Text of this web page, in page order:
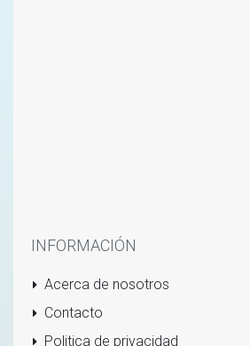
INFORMACIÓN
Acerca de nosotros
Contacto
Politica de privacidad